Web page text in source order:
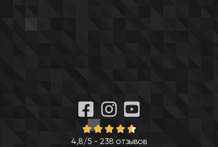
4,8/5 - 238 отзывов